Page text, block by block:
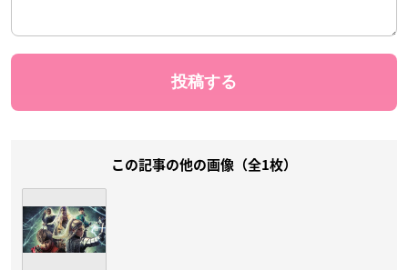
この記事の他の画像（全1枚）